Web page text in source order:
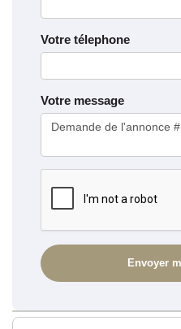
Votre télephone
Votre message